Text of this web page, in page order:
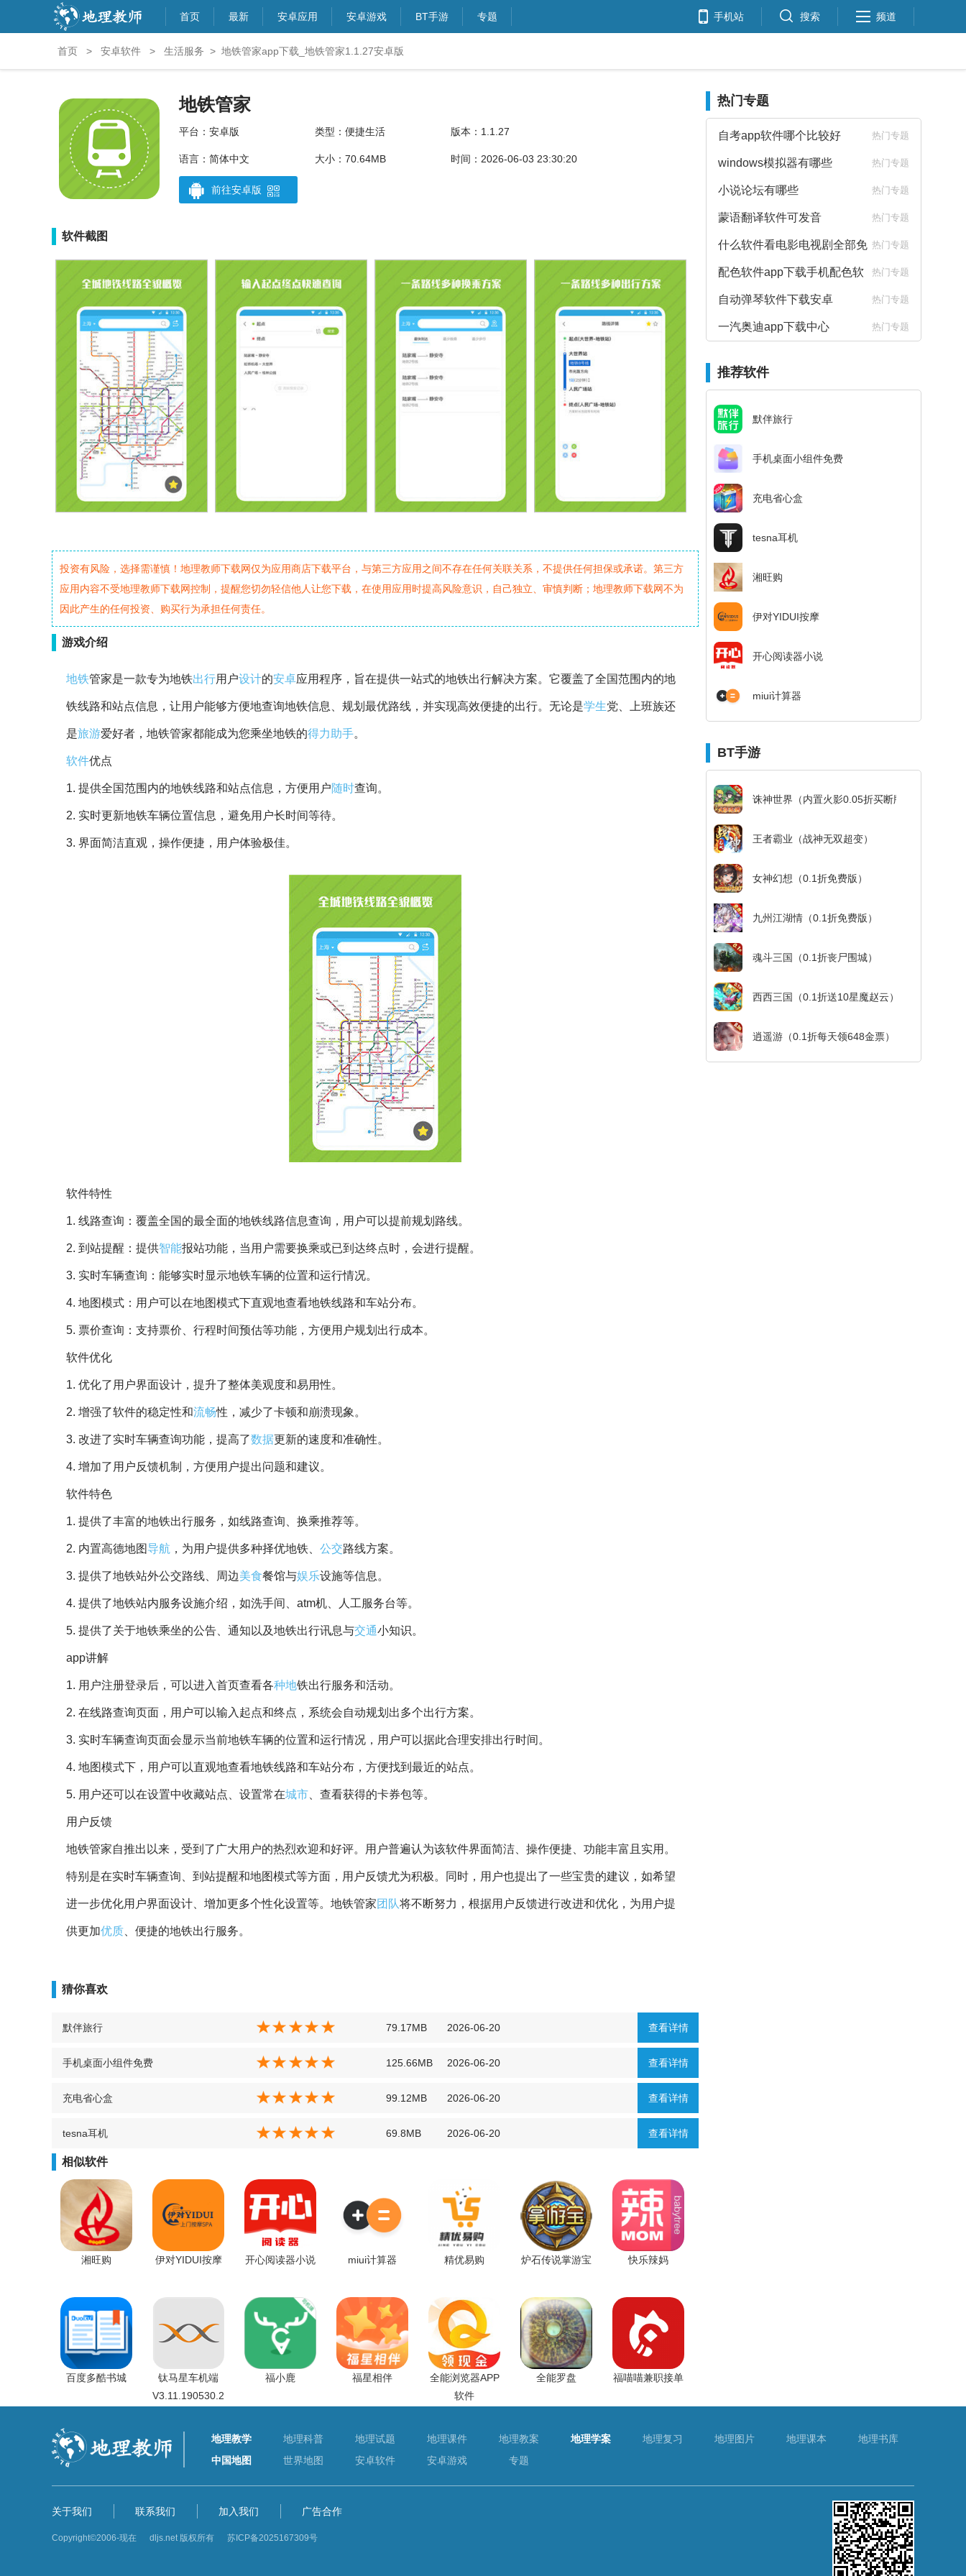
首页 最新 安卓应用 安卓游戏 BT手游 专题 手机站 搜索 频道
首页 > 安卓软件 > 生活服务 > 地铁管家app下载_地铁管家1.1.27安卓版
地铁管家
平台：安卓版 类型：便捷生活 版本：1.1.27
语言：简体中文 大小：70.64MB 时间：2026-06-03 23:30:20
前往安卓版
软件截图
投资有风险，选择需谨慎！地理教师下载网仅为应用商店下载平台，与第三方应用之间不存在任何关联关系，不提供任何担保或承诺。第三方
应用内容不受地理教师下载网控制，提醒您切勿轻信他人让您下载，在使用应用时提高风险意识，自己独立、审慎判断；地理教师下载网不为
因此产生的任何投资、购买行为承担任何责任。
游戏介绍
地铁管家是一款专为地铁出行用户设计的安卓应用程序，旨在提供一站式的地铁出行解决方案。它覆盖了全国范围内的地
铁线路和站点信息，让用户能够方便地查询地铁信息、规划最优路线，并实现高效便捷的出行。无论是学生党、上班族还
是旅游爱好者，地铁管家都能成为您乘坐地铁的得力 助手。
软件优点
1. 提供全国范围内的地铁线路和站点信息，方便用户随时查询。
2. 实时更新地铁车辆位置信息，避免用户长时间等待。
3. 界面简洁直观，操作便捷，用户体验极佳。
软件特性
1. 线路查询：覆盖全国的最全面的地铁线路信息查询，用户可以提前规划路线。
2. 到站提醒：提供智能报站功能，当用户需要换乘或已到达终点时，会进行提醒。
3. 实时车辆查询：能够实时显示地铁车辆的位置和运行情况。
4. 地图模式：用户可以在地图模式下直观地查看地铁线路和车站分布。
5. 票价查询：支持票价、行程时间预估等功能，方便用户规划出行成本。
软件优化
1. 优化了用户界面设计，提升了整体美观度和易用性。
2. 增强了软件的稳定性和流畅性，减少了卡顿和崩溃现象。
3. 改进了实时车辆查询功能，提高了数据更新的速度和准确性。
4. 增加了用户反馈机制，方便用户提出问题和建议。
软件特色
1. 提供了丰富的地铁出行服务，如线路查询、换乘推荐等。
2. 内置高德地图 导航 ，为用户提供多种择优地铁、 公交路线方案。
3. 提供了地铁站外公交路线、周边美食餐馆与娱乐设施等信息。
4. 提供了地铁站内服务设施介绍，如洗手间、atm机、人工服务台等。
5. 提供了关于地铁乘坐的公告、通知以及地铁出行讯息与交通小知识。
app讲解
1. 用户注册登录后，可以进入首页查看各种地铁出行服务和活动。
2. 在线路查询页面，用户可以输入起点和终点，系统会自动规划出多个出行方案。
3. 实时车辆查询页面会显示当前地铁车辆的位置和运行情况，用户可以据此合理安排出行时间。
4. 地图模式下，用户可以直观地查看地铁线路和车站分布，方便找到最近的站点。
5. 用户还可以在设置中收藏站点、设置常在城市 、查看获得的卡券包等。
用户反馈
地铁管家自推出以来，受到了广大用户的热烈欢迎和好评。用户普遍认为该软件界面简洁、操作便捷、功能丰富且实用。
特别是在实时车辆查询、到站提醒和地图模式等方面，用户反馈尤为积极。同时，用户也提出了一些宝贵的建议，如希望
进一步优化用户界面设计、增加更多个性化设置等。地铁管家团队将不断努力，根据用户反馈进行改进和优化，为用户提
供更加优质 、便捷的地铁出行服务。
猜你喜欢
查看详情
默伴旅行 79.17MB 2026-06-20
查看详情
手机桌面小组件免费 125.66MB 2026-06-20
查看详情
充电省心盒 99.12MB 2026-06-20
查看详情
tesna耳机 69.8MB 2026-06-20
相似软件
湘旺购 伊对YIDUI按摩 开心阅读器小说 miui计算器 精优易购 炉石传说掌游宝 快乐辣妈
百度多酷书城
钛马星车机端
V3.11.190530.2
福小鹿 福星相伴
全能浏览器APP
软件
全能罗盘 福喵喵兼职接单
热门专题
自考app软件哪个比较好 热门专题
windows模拟器有哪些 热门专题
小说论坛有哪些 热门专题
蒙语翻译软件可发音 热门专题
什么软件看电影电视剧全部免
费
热门专题
配色软件app下载手机配色软
件下载
热门专题
自动弹琴软件下载安卓 热门专题
一汽奥迪app下载中心 热门专题
推荐软件
默伴旅行
手机桌面小组件免费
充电省心盒
tesna耳机
湘旺购
伊对YIDUI按摩
开心阅读器小说
miui计算器
BT手游
诛神世界（内置火影0.05折买断版）
王者霸业（战神无双超变）
女神幻想（0.1折免费版）
九州江湖情（0.1折免费版）
魂斗三国（0.1折丧尸围城）
西西三国（0.1折送10星魔赵云）
逍遥游（0.1折每天领648金票）
地理教学 地理科普 地理试题 地理课件 地理教案 地理学案 地理复习 地理图片 地理课本
地理书库
中国地图
世界地图 安卓软件 安卓游戏 专题
关于我们 联系我们 加入我们 广告合作
Copyright©2006-现在 dljs.net 版权所有 苏ICP备2025167309号